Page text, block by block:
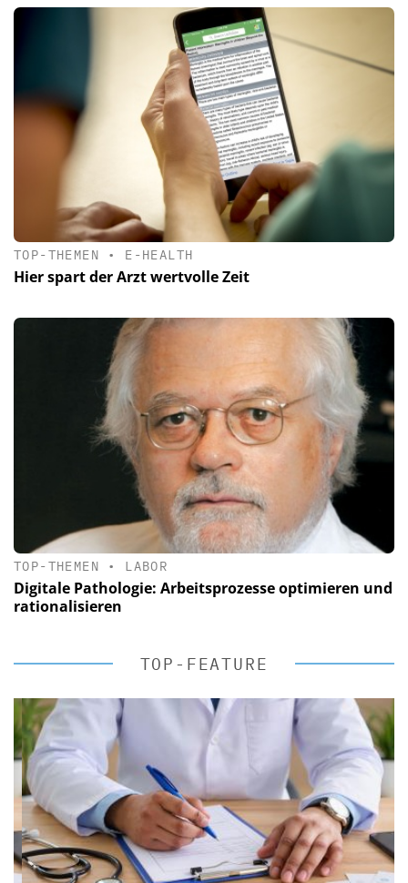
TOP-THEMEN • E-HEALTH
Hier spart der Arzt wertvolle Zeit
TOP-THEMEN • LABOR
Digitale Pathologie: Arbeitsprozesse optimieren und
rationalisieren
TOP-FEATURE